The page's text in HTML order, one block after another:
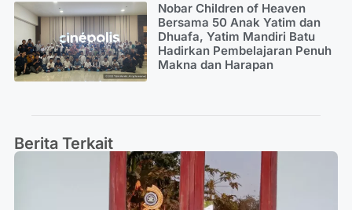
Nobar Children of Heaven
Bersama 50 Anak Yatim dan
Dhuafa, Yatim Mandiri Batu
Hadirkan Pembelajaran Penuh
Makna dan Harapan
Berita Terkait